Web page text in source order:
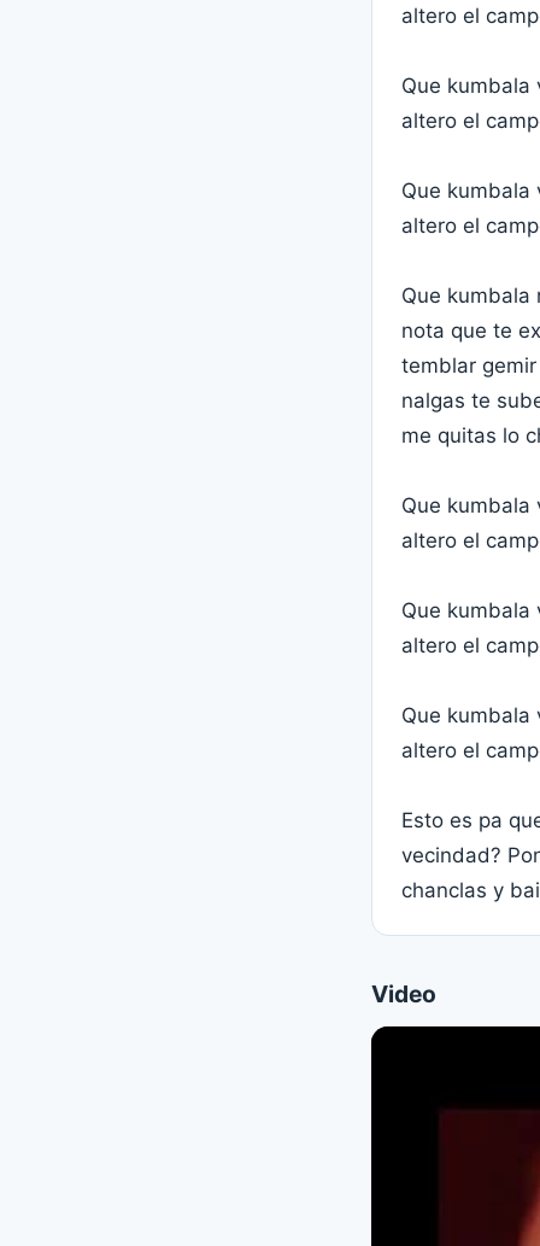
altero el
Que kumbala
altero el
Que kumbala
altero el
Que kumbala
nota que te
temblar
nalgas te
me quitas lo
Que kumbala
altero el
Que kumbala
altero el
Que kumbala
altero el
Esto es pa
vecindad?
chanclas y
Video